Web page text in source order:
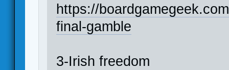
https://
final-gamble
3-Irish freedom